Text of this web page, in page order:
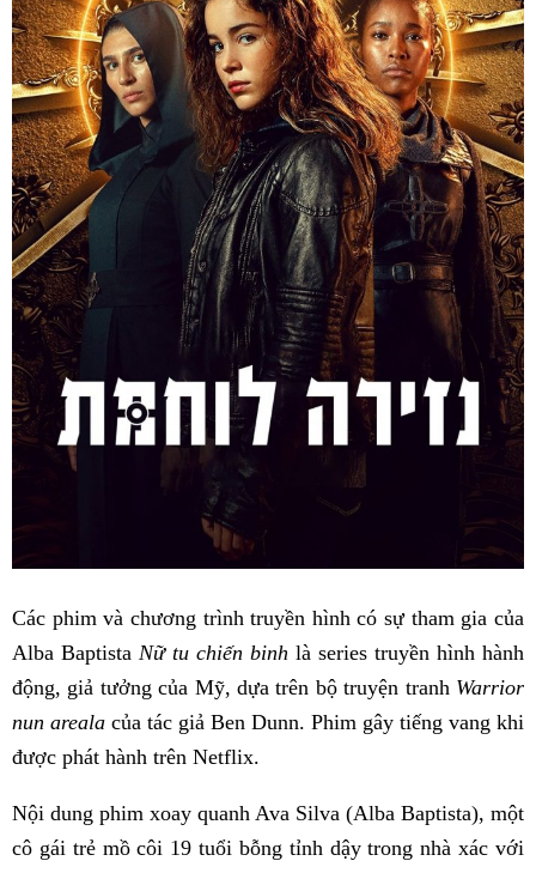
Các phim và chương trình truyền hình có sự tham gia của
Alba Baptista Nữ tu chiến binh là series truyền hình hành
động, giả tưởng của Mỹ, dựa trên bộ truyện tranh Warrior
nun areala của tác giả Ben Dunn. Phim gây tiếng vang khi
được phát hành trên Netflix.
Nội dung phim xoay quanh Ava Silva (Alba Baptista), một
cô gái trẻ mồ côi 19 tuổi bỗng tỉnh dậy trong nhà xác với